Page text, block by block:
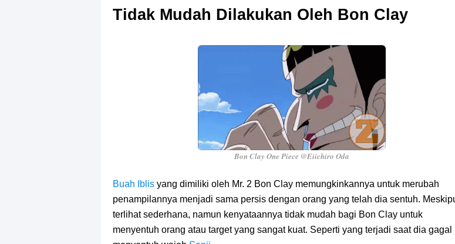
Tidak Mudah Dilakukan Oleh Bon Clay
Bon Clay One Piece @Eiichiro Oda
Buah Iblis yang dimiliki oleh Mr. 2 Bon Clay memungkinkannya untuk merubah
penampilannya menjadi sama persis dengan orang yang telah dia sentuh.
terlihat sederhana, namun kenyataannya tidak mudah bagi Bon Clay untuk
menyentuh orang atau target yang sangat kuat. Seperti yang terjadi saat dia gagal